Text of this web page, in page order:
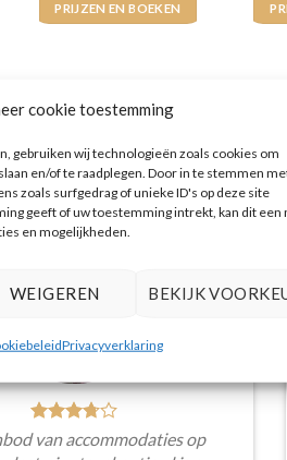
cookie toestemming
gebruiken wij technologieën zoals cookies om
en/of te raadplegen. Door in te stemmen
zoals surfgedrag of unieke ID's op deze site
geeft of uw toestemming intrekt, kan dit een
en mogelijkheden.
WEIGEREN BEKIJK
Privacyverklaring
PRIJZEN EN BOEKEN
OVER ONS ZEGGEN
van accommodaties op